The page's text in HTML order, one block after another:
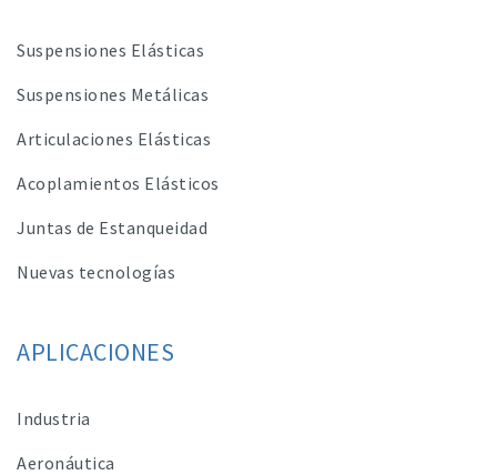
Suspensiones Elásticas
Suspensiones Metálicas
Articulaciones Elásticas
Acoplamientos Elásticos
Juntas de Estanqueidad
Nuevas tecnologías
APLICACIONES
Industria
Aeronáutica